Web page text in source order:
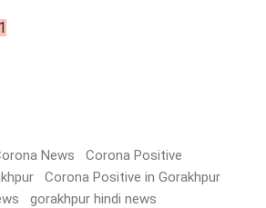
News
Corona Positive
Corona Positive in Gorakhpur
gorakhpur hindi news